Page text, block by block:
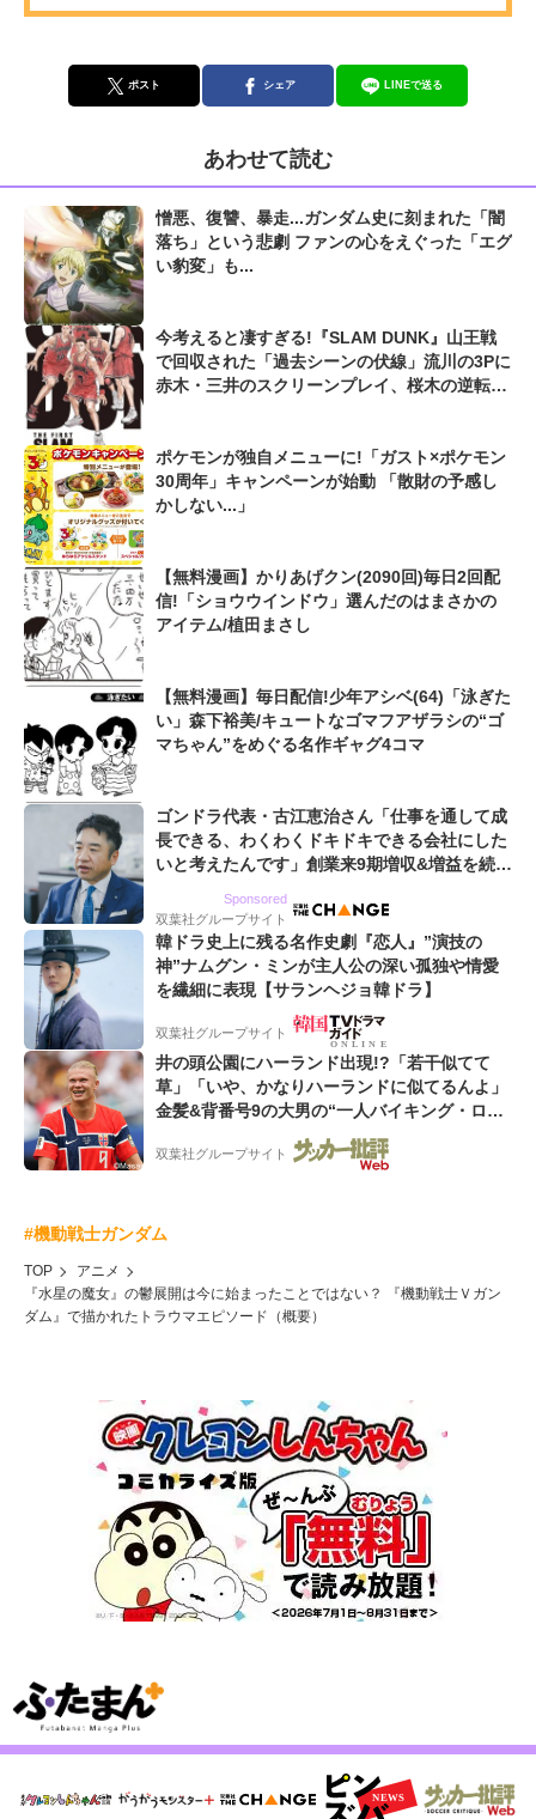
ポスト シェア LINEで送る
あわせて読む
憎悪、復讐、暴走...ガンダム史に刻まれた「闇
落ち」という悲劇 ファンの心をえぐった「エグ
い豹変」も...
今考えると凄すぎる!『SLAM DUNK』山王戦
で回収された「過去シーンの伏線」流川の3Pに
赤木・三井のスクリーンプレイ、桜木の逆転シ
ポケモンが独自メニューに!「ガスト×ポケモン
30周年」キャンペーンが始動 「散財の予感し
かしない...」
【無料漫画】かりあげクン(2090回)毎日2回配
信!「ショウウインドウ」選んだのはまさかの
アイテム/植田まさし
【無料漫画】毎日配信!少年アシベ(64)「泳ぎた
い」森下裕美/キュートなゴマフアザラシの“ゴ
マちゃん”をめぐる名作ギャグ4コマ
ゴンドラ代表・古江恵治さん「仕事を通して成
長できる、わくわくドキドキできる会社にした
いと考えたんです」創業来9期増収&増益を続け
Sponsored
双葉社グループサイト
韓ドラ史上に残る名作史劇『恋人』”演技の
神”ナムグン・ミンが主人公の深い孤独や情愛
を繊細に表現【サランヘジョ韓ドラ】
双葉社グループサイト
井の頭公園にハーランド出現!?「若干似てて
草」「いや、かなりハーランドに似てるんよ」
金髪&背番号9の大男の“一人バイキング・ロ
ー”映像が話題!「元気をもらった」
双葉社グループサイト
#機動戦士ガンダム
TOP
アニメ
『水星の魔女』の鬱展開は今に始まったことではない？ 『機動戦士Ｖガン
ダム』で描かれたトラウマエピソード（概要）